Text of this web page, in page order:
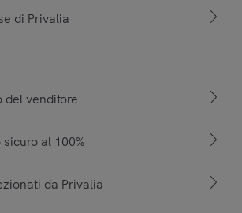
di Privalia
del venditore
sicuro al 100%
da Privalia